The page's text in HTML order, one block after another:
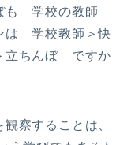
も 学校の教師
は 学校教師＞快
立ちんぼ ですか
察することは、